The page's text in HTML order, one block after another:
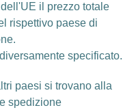
il prezzo totale
rispettivo paese di
specificato.
paesi si trovano alla
spedizione